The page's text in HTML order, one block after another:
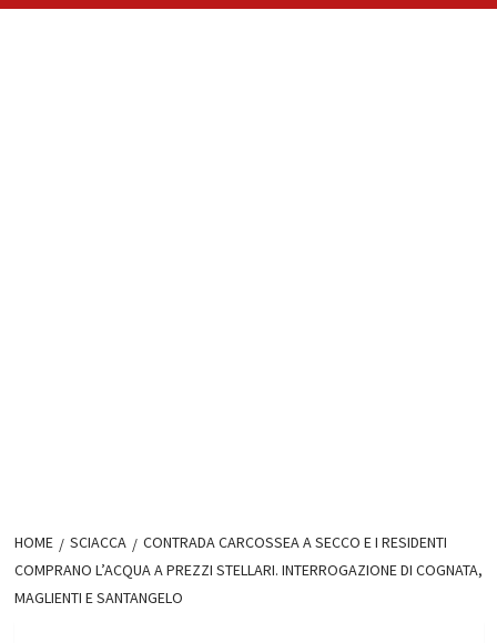
HOME SCIACCA
CONTRADA CARCOSSEA A SECCO E I RESIDENTI
COMPRANO L’ACQUA A PREZZI STELLARI. INTERROGAZIONE DI COGNATA,
MAGLIENTI E SANTANGELO